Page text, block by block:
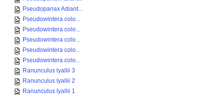
Pseudopanax Adiant...
Pseudowintera colo...
Pseudowintera colo...
Pseudowintera colo...
Pseudowintera colo...
Pseudowintera colo...
Ranunculus lyallii 3
Ranunculus lyallii 2
Ranunculus lyallii 1